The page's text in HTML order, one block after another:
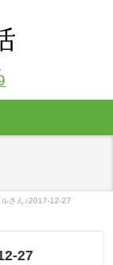
さん♪2017-12-27
27